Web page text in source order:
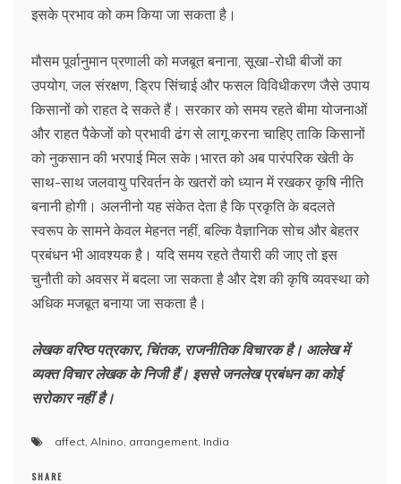
इसके प्रभाव को कम किया जा सकता है।
मौसम पूर्वानुमान प्रणाली को मजबूत बनाना, सूखा-रोधी बीजों का
उपयोग, जल संरक्षण, ड्रिप सिंचाई और फसल विविधीकरण जैसे उपाय
किसानों को राहत दे सकते हैं। सरकार को समय रहते बीमा योजनाओं
और राहत पैकेजों को प्रभावी ढंग से लागू करना चाहिए ताकि किसानों
को नुकसान की भरपाई मिल सके।भारत को अब पारंपरिक खेती के
साथ-साथ जलवायु परिवर्तन के खतरों को ध्यान में रखकर कृषि नीति
बनानी होगी। अलनीनो यह संकेत देता है कि प्रकृति के बदलते
स्वरूप के सामने केवल मेहनत नहीं, बल्कि वैज्ञानिक सोच और बेहतर
प्रबंधन भी आवश्यक है। यदि समय रहते तैयारी की जाए तो इस
चुनौती को अवसर में बदला जा सकता है और देश की कृषि व्यवस्था को
अधिक मजबूत बनाया जा सकता है।
लेखक वरिष्ठ पत्रकार, चिंतक, राजनीतिक विचारक है। आलेख में
व्यक्त विचार लेखक के निजी हैं। इससे जनलेख प्रबंधन का कोई
सरोकार नहीं है।
affect Alnino arrangement India
SHARE